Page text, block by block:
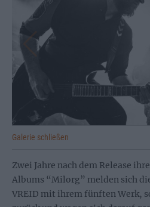
Galerie schließen
Zwei Jahre nach dem Release
Albums “Milorg” melden sich
VREID mit ihrem fünften Werk,